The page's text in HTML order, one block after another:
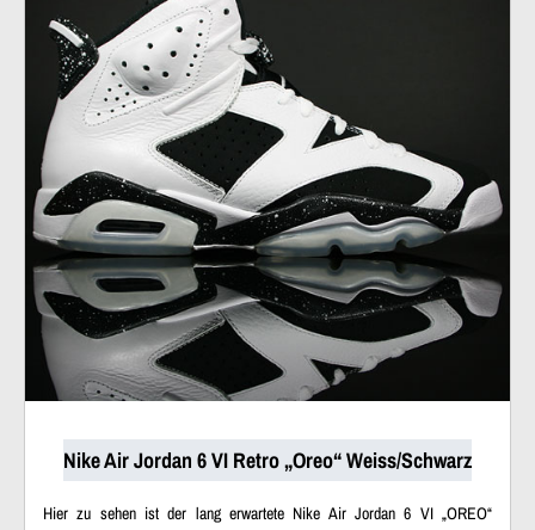
Nike Air Jordan 6 VI Retro „Oreo“ Weiss/Schwarz
Hier zu sehen ist der lang erwartete Nike Air Jordan 6 VI „OREO“